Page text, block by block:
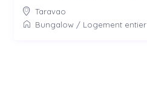
Taravao
Bungalow / Logement entier